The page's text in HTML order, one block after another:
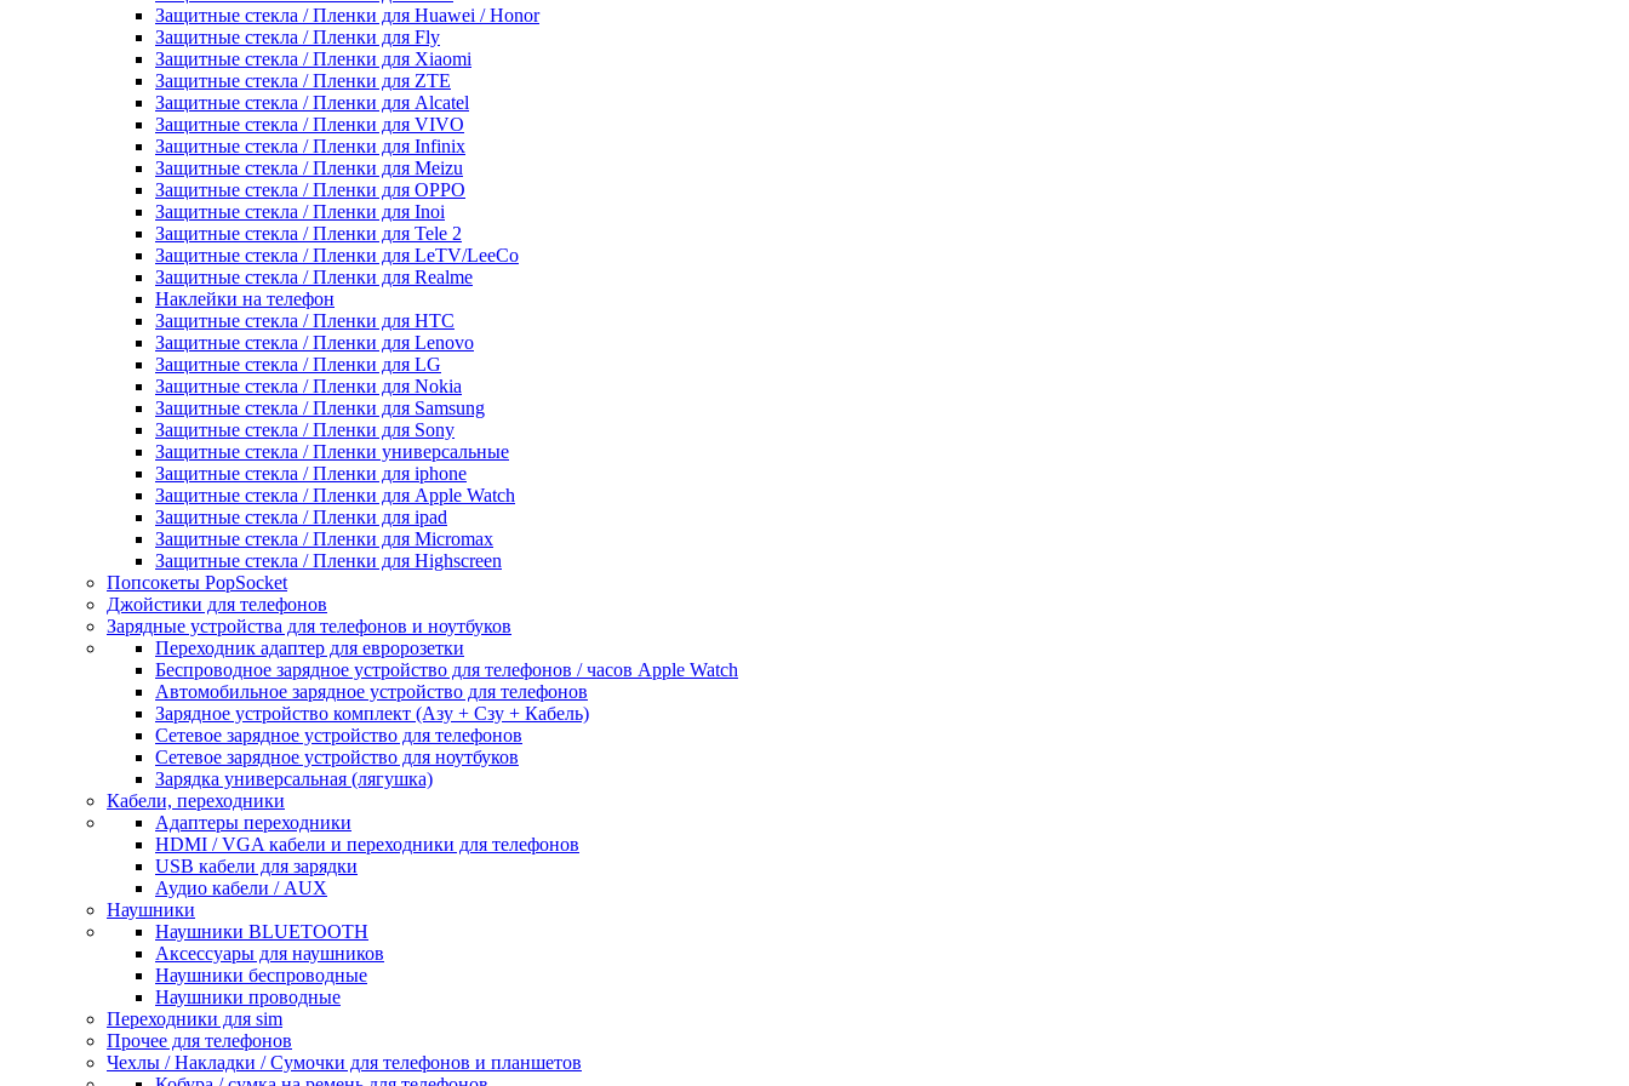
Защитные стекла / Пленки для Huawei / Honor
Защитные стекла / Пленки для Fly
Защитные стекла / Пленки для Xiaomi
Защитные стекла / Пленки для ZTE
Защитные стекла / Пленки для Alcatel
Защитные стекла / Пленки для VIVO
Защитные стекла / Пленки для Infinix
Защитные стекла / Пленки для Meizu
Защитные стекла / Пленки для OPPO
Защитные стекла / Пленки для Inoi
Защитные стекла / Пленки для Tele 2
Защитные стекла / Пленки для LeTV/LeeCo
Защитные стекла / Пленки для Realme
Наклейки на телефон
Защитные стекла / Пленки для HTC
Защитные стекла / Пленки для Lenovo
Защитные стекла / Пленки для LG
Защитные стекла / Пленки для Nokia
Защитные стекла / Пленки для Samsung
Защитные стекла / Пленки для Sony
Защитные стекла / Пленки универсальные
Защитные стекла / Пленки для iphone
Защитные стекла / Пленки для Apple Watch
Защитные стекла / Пленки для ipad
Защитные стекла / Пленки для Micromax
Защитные стекла / Пленки для Highscreen
Попсокеты PopSocket
Джойстики для телефонов
Зарядные устройства для телефонов и ноутбуков
Переходник адаптер для евророзетки
Беспроводное зарядное устройство для телефонов / часов Apple Watch
Автомобильное зарядное устройство для телефонов
Зарядное устройство комплект (Азу + Сзу + Кабель)
Сетевое зарядное устройство для телефонов
Сетевое зарядное устройство для ноутбуков
Зарядка универсальная (лягушка)
Кабели, переходники
Адаптеры переходники
HDMI / VGA кабели и переходники для телефонов
USB кабели для зарядки
Аудио кабели / AUX
Наушники
Наушники BLUETOOTH
Аксессуары для наушников
Наушники беспроводные
Наушники проводные
Переходники для sim
Прочее для телефонов
Чехлы / Накладки / Сумочки для телефонов и планшетов